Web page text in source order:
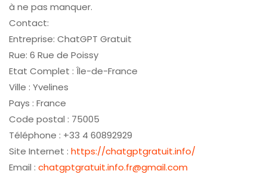
à ne pas manquer.
Contact:
Entreprise: ChatGPT Gratuit
Rue: 6 Rue de Poissy
Etat Complet : Île-de-France
Ville : Yvelines
Pays : France
Code postal : 75005
Téléphone : +33 4 60892929
Site Internet : https://chatgptgratuit.info/
Email : chatgptgratuit.info.fr@gmail.com